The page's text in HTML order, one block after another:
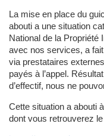
La mise en place du
abouti a une situation
National de la Propriété
avec nos services, a
via prestataires
payés à l’appel.
d’effectif, nous ne
Cette situation a abouti
dont vous retrouverez